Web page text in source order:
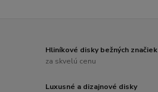
Hliníkové disky bežných značiek
za skvelú cenu
Luxusné a dizajnové disky